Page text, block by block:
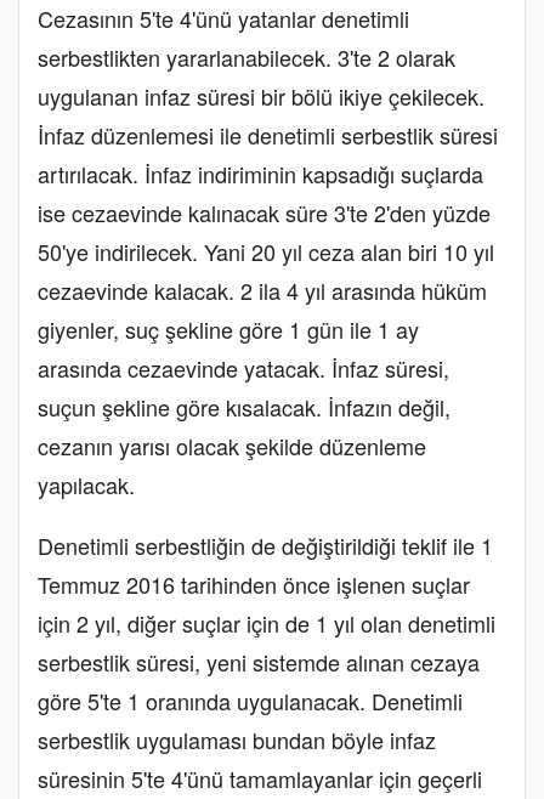
Cezasının 5'te 4'ünü yatanlar denetimli
serbestlikten yararlanabilecek. 3'te 2 olarak
uygulanan infaz süresi bir bölü ikiye çekilecek.
İnfaz düzenlemesi ile denetimli serbestlik süresi
artırılacak. İnfaz indiriminin kapsadığı suçlarda
ise cezaevinde kalınacak süre 3'te 2'den yüzde
50'ye indirilecek. Yani 20 yıl ceza alan biri 10 yıl
cezaevinde kalacak. 2 ila 4 yıl arasında hüküm
giyenler, suç şekline göre 1 gün ile 1 ay
arasında cezaevinde yatacak. İnfaz süresi,
suçun şekline göre kısalacak. İnfazın değil,
cezanın yarısı olacak şekilde düzenleme
yapılacak.
Denetimli serbestliğin de değiştirildiği teklif ile 1
Temmuz 2016 tarihinden önce işlenen suçlar
için 2 yıl, diğer suçlar için de 1 yıl olan denetimli
serbestlik süresi, yeni sistemde alınan cezaya
göre 5'te 1 oranında uygulanacak. Denetimli
serbestlik uygulaması bundan böyle infaz
süresinin 5'te 4'ünü tamamlayanlar için geçerli